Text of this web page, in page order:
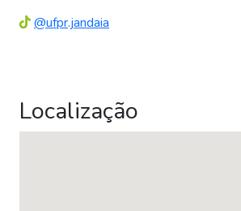
@ufpr.jandaia
Localização